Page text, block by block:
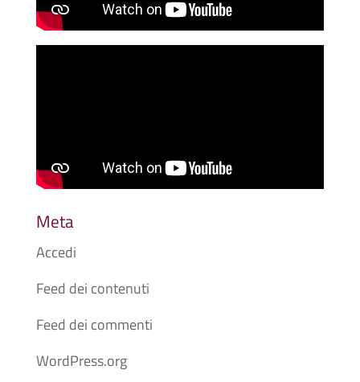
Meta
Accedi
Feed dei contenuti
Feed dei commenti
WordPress.org